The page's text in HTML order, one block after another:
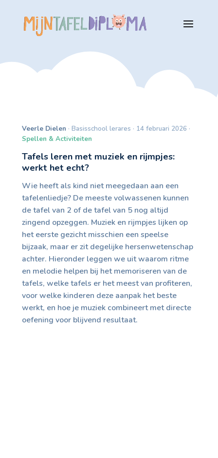
Veerle Dielen · Basisschool lerares · 14 februari 2026 ·
Spellen & Activiteiten
Tafels leren met muziek en rijmpjes:
werkt het echt?
Wie heeft als kind niet meegedaan aan een
tafelenliedje? De meeste volwassenen kunnen
de tafel van 2 of de tafel van 5 nog altijd
zingend opzeggen. Muziek en rijmpjes lijken op
het eerste gezicht misschien een speelse
bijzaak, maar er zit degelijke hersenwetenschap
achter. Hieronder leggen we uit waarom ritme
en melodie helpen bij het memoriseren van de
tafels, welke tafels er het meest van profiteren,
voor welke kinderen deze aanpak het beste
werkt, en hoe je muziek combineert met directe
oefening voor blijvend resultaat.